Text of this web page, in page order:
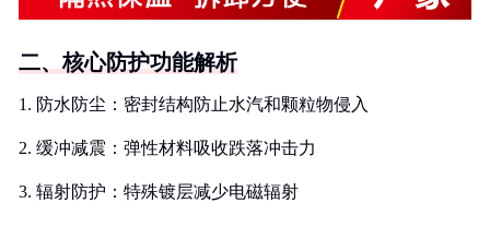
二、核心防护功能解析
1. 防水防尘：密封结构防止水汽和颗粒物侵入
2. 缓冲减震：弹性材料吸收跌落冲击力
3. 辐射防护：特殊镀层减少电磁辐射